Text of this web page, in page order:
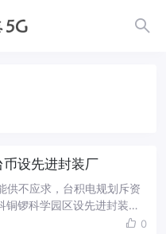
设先进封装厂
供不应求，台积电规划斥资
锣科学园区设先进封装晶
场需求，规划将于铜锣科 0